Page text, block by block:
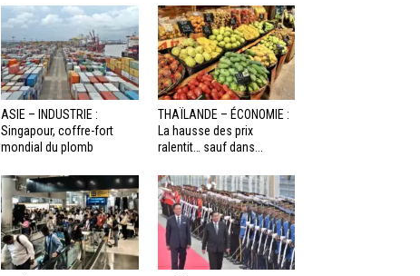
ASIE – INDUSTRIE :
Singapour, coffre-fort
mondial du plomb
THAÏLANDE – ÉCONOMIE :
La hausse des prix
ralentit… sauf dans...